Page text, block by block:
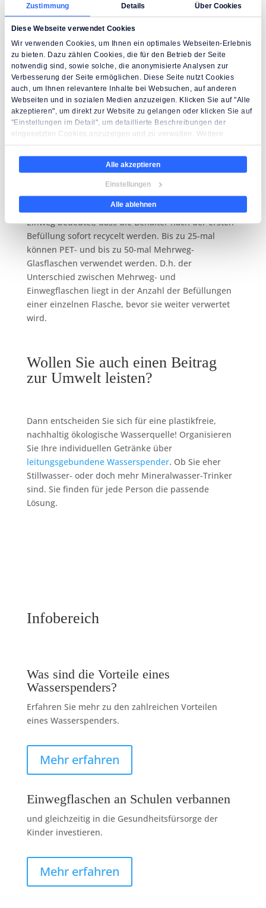
Zustimmung Details Über Cookies
Diese Webseite verwendet Cookies
Wir verwenden Cookies, um Ihnen ein optimales Webseiten-Erlebnis
zu bieten. Dazu zählen Cookies, die für den Betrieb der Seite
notwendig sind, sowie solche, die anonymisierte Analysen zur
Verbesserung der Seite ermöglichen. Diese Seite nutzt Cookies
auch, um Ihnen relevantere Inhalte bei Websuchen, auf anderen
Webseiten und in sozialen Medien anzuzeigen. Klicken Sie auf "Alle
akzeptieren", um direkt zur Website zu gelangen oder klicken Sie auf
"Einstellungen im Detail", um detaillierte Beschreibungen der
eingesetzten Cookies anzuzeigen und zu verwalten. Weitere
Lesen Sie unser Impressum.
Alle akzeptieren
Einstellungen
Alle ablehnen
damit Energie beim Transport. In der Ökobilanz, d.h.
Im gesamten Lebenszyklus schneidet Einweg aber
deutlich schlechter ab, weswegen bei der
Getränkeversorgung immer auf Mehrweg gesetzt
werden sollte.
Lassen Sie sich also nicht von einer Pfandflasche
täuschen. Eine Pfandflasche ist keine Garantie für
Nachhaltigkeit.
Warum sollte auf Einwegflaschen
verzichtet werden?
Einweg bedeutet, dass die Behälter nach der ersten
Befüllung sofort recycelt werden. Bis zu 25-mal
können PET- und bis zu 50-mal Mehrweg-
Glasflaschen verwendet werden. D.h. der
Unterschied zwischen Mehrweg- und
Einwegflaschen liegt in der Anzahl der Befüllungen
einer einzelnen Flasche, bevor sie weiter verwertet
wird.
Wollen Sie auch einen Beitrag
zur Umwelt leisten?
Dann entscheiden Sie sich für eine plastikfreie,
nachhaltig ökologische Wasserquelle! Organisieren
Sie Ihre individuellen Getränke über
leitungsgebundene Wasserspender. Ob Sie eher
Stillwasser- oder doch mehr Mineralwasser-Trinker
sind. Sie finden für jede Person die passende
Lösung.
Infobereich
Was sind die Vorteile eines
Wasserspenders?
Erfahren Sie mehr zu den zahlreichen Vorteilen
eines Wasserspenders.
Mehr erfahren
Einwegflaschen an Schulen verbannen
und gleichzeitig in die Gesundheitsfürsorge der
Kinder investieren.
Mehr erfahren